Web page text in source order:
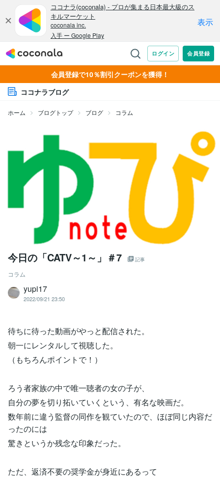
会員登録で10％割引クーポンを獲得！
ココナラブログ
ホーム ブログトップ ブログ コラム
今日の「CATV～1～」＃7 記事
コラム
yupi17
2022/09/21 23:50
待ちに待った動画がやっと配信された。
朝一にレンタルして視聴した。
（もちろんポイントで！）
ろう者家族の中で唯一聴者の女の子が、
自分の夢を切り拓いていくという、有名な映画だ。
数年前に違う監督の同作を観ていたので、ほぼ同じ内容だ
ったのには
驚きというか残念な印象だった。
ただ、返済不要の奨学金が身近にあるって